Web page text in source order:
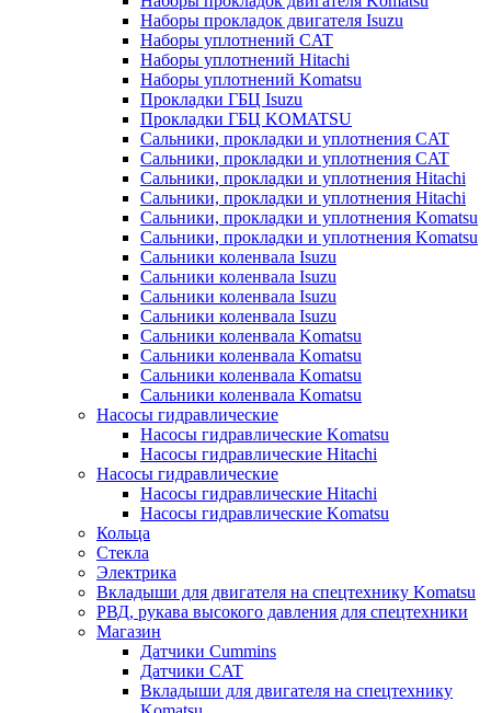
Наборы прокладок двигателя Isuzu
Наборы уплотнений CAT
Наборы уплотнений Hitachi
Наборы уплотнений Komatsu
Прокладки ГБЦ Isuzu
Прокладки ГБЦ KOMATSU
Сальники, прокладки и уплотнения CAT
Сальники, прокладки и уплотнения CAT
Сальники, прокладки и уплотнения Hitachi
Сальники, прокладки и уплотнения Hitachi
Сальники, прокладки и уплотнения Komatsu
Сальники, прокладки и уплотнения Komatsu
Сальники коленвала Isuzu
Сальники коленвала Isuzu
Сальники коленвала Isuzu
Сальники коленвала Isuzu
Сальники коленвала Komatsu
Сальники коленвала Komatsu
Сальники коленвала Komatsu
Сальники коленвала Komatsu
Насосы гидравлические
Насосы гидравлические Komatsu
Насосы гидравлические Hitachi
Насосы гидравлические
Насосы гидравлические Hitachi
Насосы гидравлические Komatsu
Кольца
Стекла
Электрика
Вкладыши для двигателя на спецтехнику Komatsu
РВД, рукава высокого давления для спецтехники
Магазин
Датчики Cummins
Датчики CAT
Вкладыши для двигателя на спецтехнику